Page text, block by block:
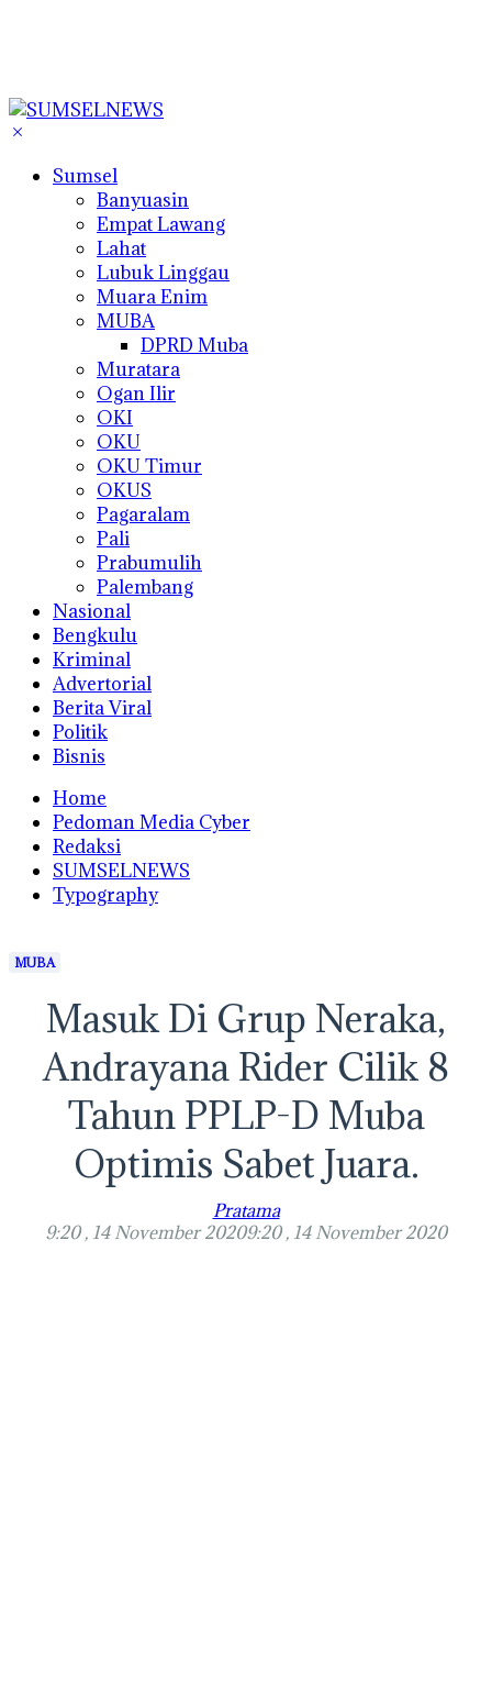
Sumsel
Banyuasin
Empat Lawang
Lahat
Lubuk Linggau
Muara Enim
MUBA
DPRD Muba
Muratara
Ogan Ilir
OKI
OKU
OKU Timur
OKUS
Pagaralam
Pali
Prabumulih
Palembang
Nasional
Bengkulu
Kriminal
Advertorial
Berita Viral
Politik
Bisnis
Home
Pedoman Media Cyber
Redaksi
SUMSELNEWS
Typography
MUBA
Masuk Di Grup Neraka,
Andrayana Rider Cilik 8
Tahun PPLP-D Muba
Optimis Sabet Juara.
Pratama
9:20 , 14 November 20209:20 , 14 November 2020